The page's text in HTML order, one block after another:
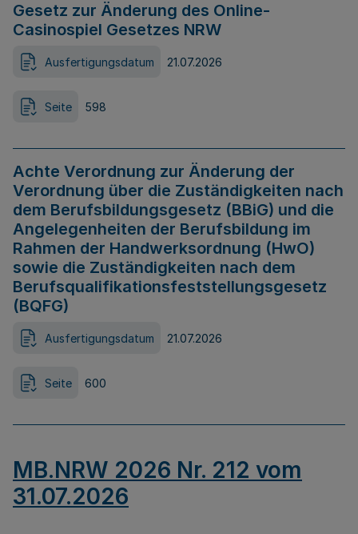
Gesetz zur Änderung des Online-
Casinospiel Gesetzes NRW
Ausfertigungsdatum 21.07.2026
Seite 598
Achte Verordnung zur Änderung der
Verordnung über die Zuständigkeiten nach
dem Berufsbildungsgesetz (BBiG) und die
Angelegenheiten der Berufsbildung im
Rahmen der Handwerksordnung (HwO)
sowie die Zuständigkeiten nach dem
Berufsqualifikationsfeststellungsgesetz
(BQFG)
Ausfertigungsdatum 21.07.2026
Seite 600
MB.NRW 2026 Nr. 212 vom
31.07.2026